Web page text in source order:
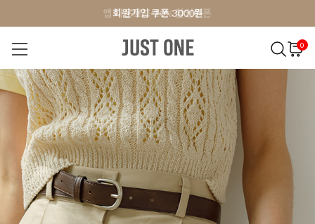
앱 다운로드 10% 할인쿠폰
회원가입 쿠폰 3000원
앱 다운로드 10% 할인쿠폰
0
NEW 7% BEST 오늘출발 MADE . J 상의